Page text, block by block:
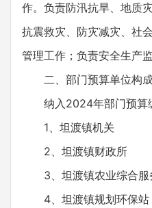
作。负责防汛抗旱、地质
抗震救灾、防灾减灾、社
管理工作；负责安全生产
二、部门预算单位构
纳入2024年部门预算
1、坦渡镇机关
2、坦渡镇财政所
3、坦渡镇农业综合服
4、坦渡镇规划环保站